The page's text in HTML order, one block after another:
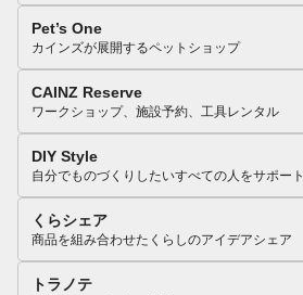
Pet’s One
カインズが展開するペットショップ
CAINZ Reserve
ワークショップ、施設予約、工具レンタル
DIY Style
自分でものづくりしたいすべての人をサポート
くらシェア
商品を組み合わせたくらしのアイデアシェア
トラノテ